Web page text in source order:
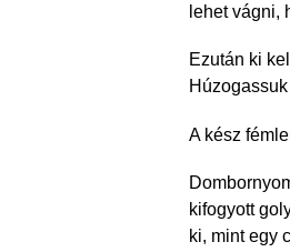
lehet vágni,
Ezután ki
A kész
kifogyott
ki, mint egy